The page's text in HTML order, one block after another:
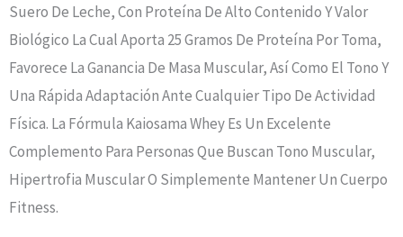
Suero De Leche, Con Proteína De Alto Contenido Y Valor
Biológico La Cual Aporta 25 Gramos De Proteína Por Toma,
Favorece La Ganancia De Masa Muscular, Así Como El Tono Y
Una Rápida Adaptación Ante Cualquier Tipo De Actividad
Física. La Fórmula Kaiosama Whey Es Un Excelente
Complemento Para Personas Que Buscan Tono Muscular,
Hipertrofia Muscular O Simplemente Mantener Un Cuerpo
Fitness.